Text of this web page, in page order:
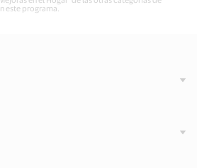
este programa.